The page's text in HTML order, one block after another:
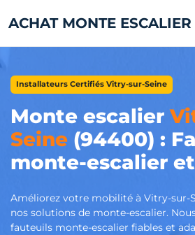
ACHAT MONTE ESCALIER
Installateurs Certifiés Vitry-sur-Seine
Monte escalier
Seine (94400) :
monte-escalier
Améliorez votre mobilité à Vitry-sur-
nos solutions de monte-escalier.
fauteuils monte-escalier fiables et